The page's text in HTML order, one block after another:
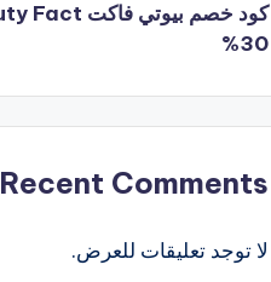
30%
Recent Comments
لا توجد تعليقات للعرض.